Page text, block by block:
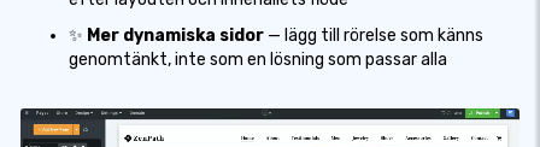
✨ Mer dynamiska sidor — lägg till rörelse som känns
genomtänkt, inte som en lösning som passar alla